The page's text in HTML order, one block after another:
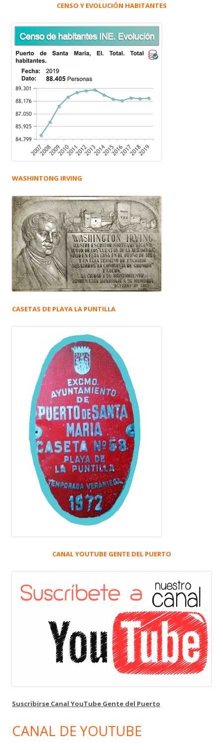
CENSO Y EVOLUCIÓN HABITANTES
WASHINTONG IRVING
CASETAS DE PLAYA LA PUNTILLA
CANAL YOUTUBE GENTE DEL PUERTO
Suscribirse Canal YouTube Gente del Puerto
CANAL DE YOUTUBE